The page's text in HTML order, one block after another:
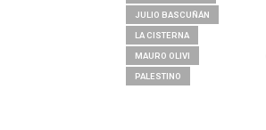
JULIO BASCUÑÁN
LA CISTERNA
MAURO OLIVI
PALESTINO